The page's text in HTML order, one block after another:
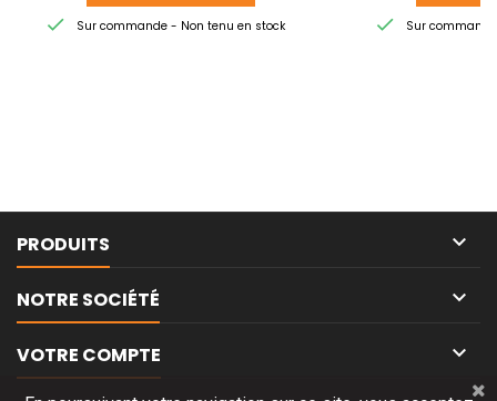
 Sur commande - Non tenu en stock  Sur
PRODUITS 
NOTRE SOCIÉTÉ 
VOTRE COMPTE 